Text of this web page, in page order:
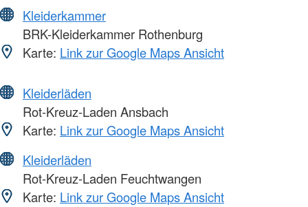
Kleiderkammer
BRK-Kleiderkammer Rothenburg
Karte: Link zur Google Maps Ansicht
Kleiderläden
Rot-Kreuz-Laden Ansbach
Karte: Link zur Google Maps Ansicht
Kleiderläden
Rot-Kreuz-Laden Feuchtwangen
Karte: Link zur Google Maps Ansicht